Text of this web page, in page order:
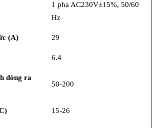
1 pha AC230V±15%, 50/60
Hz
(A) 29
6.4
dòng ra
50-200
15-26